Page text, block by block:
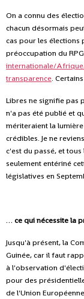
On a connu des
chacun désormais
cas pour les élections
préoccupation du
internationale/
transparence.
Libres ne signifie pas
n'a pas été publié et
mériteraient la
crédibles. Je ne
c'est du passé, et
seulement entériné
législatives en
… ce qui nécessite la
Jusqu'à présent, la
Guinée, car il faut
à l'observation
pour des
de l'Union